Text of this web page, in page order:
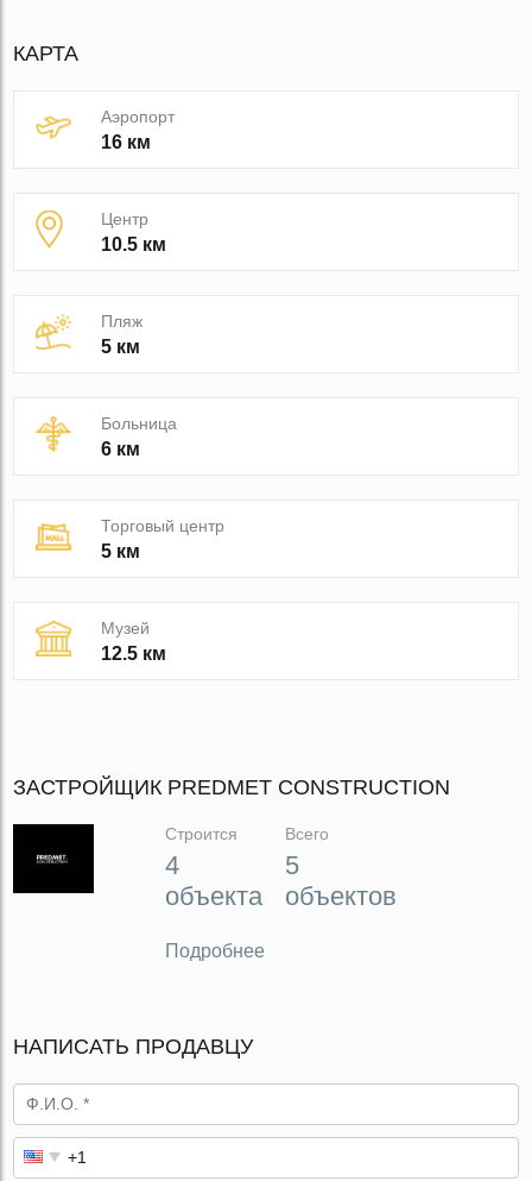
КАРТА
Аэропорт
16 км
Центр
10.5 км
Пляж
5 км
Больница
6 км
Торговый центр
5 км
Музей
12.5 км
ЗАСТРОЙЩИК PREDMET CONSTRUCTION
Строится
4
объекта
Всего
5
объектов
Подробнее
НАПИСАТЬ ПРОДАВЦУ